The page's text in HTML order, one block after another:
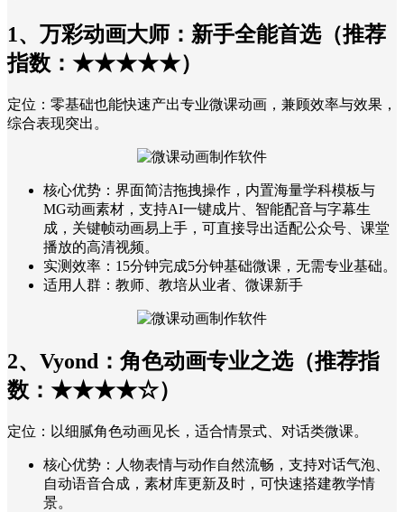
1、万彩动画大师：新手全能首选（推荐
指数：★★★★★）
定位：零基础也能快速产出专业微课动画，兼顾效率与效果，
综合表现突出。
核心优势：界面简洁拖拽操作，内置海量学科模板与
MG动画素材，支持AI一键成片、智能配音与字幕生
成，关键帧动画易上手，可直接导出适配公众号、课堂
播放的高清视频。
实测效率：15分钟完成5分钟基础微课，无需专业基础。
适用人群：教师、教培从业者、微课新手
2、Vyond：角色动画专业之选（推荐指
数：★★★★☆）
定位：以细腻角色动画见长，适合情景式、对话类微课。
核心优势：人物表情与动作自然流畅，支持对话气泡、
自动语音合成，素材库更新及时，可快速搭建教学情
景。